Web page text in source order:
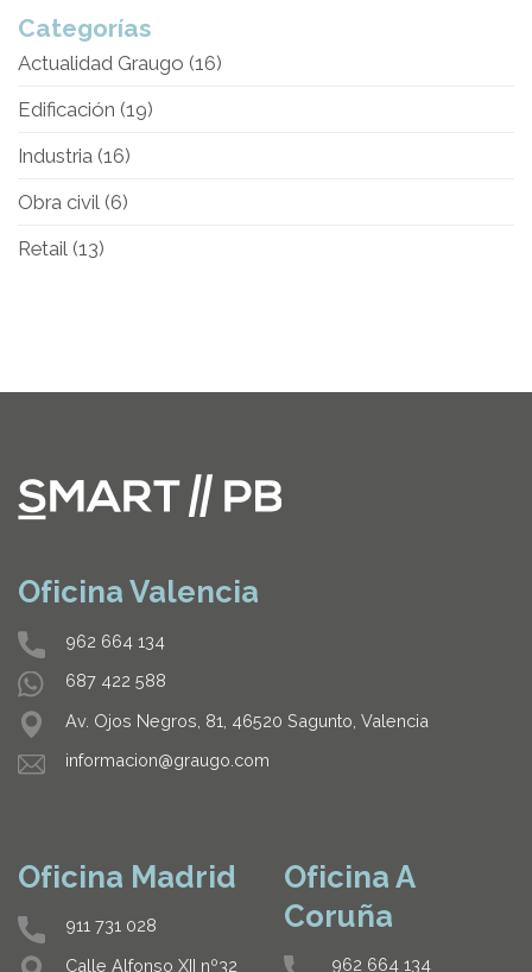
Categorías
Actualidad Graugo (16)
Edificación (19)
Industria (16)
Obra civil (6)
Retail (13)
Oficina Madrid
911 731 028
Calle Alfonso XII nº32
Oficina Valencia
962 664 134
687 422 588
Av. Ojos Negros, 81, 46520 Sagunto, Valencia
informacion@graugo.com
Oficina A
Coruña
962 664 134